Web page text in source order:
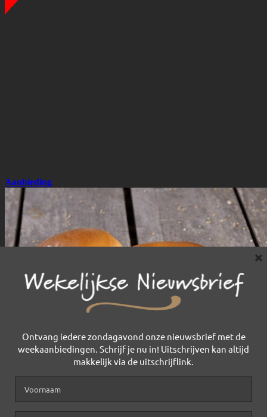
Ontvang iedere zondagavond onze nieuwsbrief met de
weekaanbiedingen. Schrijf je nu in! Uitschrijven kan altijd
makkelijk via de uitschrijflink.
×